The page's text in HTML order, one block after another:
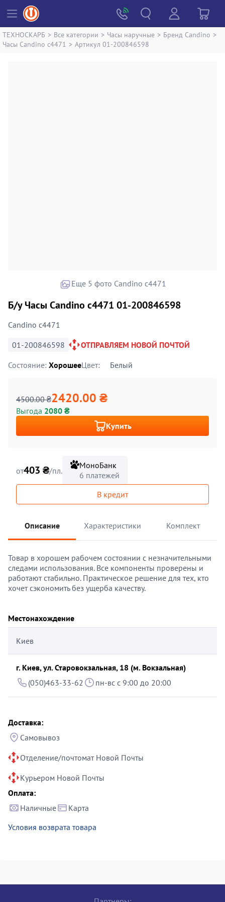
ТЕХНОСКАРБ > Все категории > Часы наручные > Бренд Candino >
Часы Candino c4471 > Артикул 01-200846598
Еще 5 фото Candino c4471
Б/у Часы Candino c4471 01-200846598
Candino c4471
01-200846598
ОТПРАВЛЯЕМ НОВОЙ ПОЧТОЙ
Состояние: ХорошееЦвет: Белый
4500.00 ₴2420.00 ₴
Выгода 2080 ₴
Купить
от403 ₴/пл.
МоноБанк
6 платежей
В кредит
Описание Характеристики Комплект
Товар в хорошем рабочем состоянии с незначительными
следами использования. Все компоненты проверены и
работают стабильно. Практическое решение для тех, кто
хочет сэкономить без ущерба качеству.
Местонахождение
Киев
г. Киев, ул. Старовокзальная, 18 (м. Вокзальная)
(050)463-33-62
пн-вс с 9:00 до 20:00
Доставка:
Самовывоз
Отделение/почтомат Новой Почты
Курьером Новой Почты
Оплата:
Наличные
Карта
Условия возврата товара